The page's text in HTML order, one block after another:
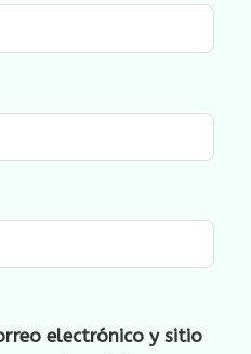
electrónico y sitio